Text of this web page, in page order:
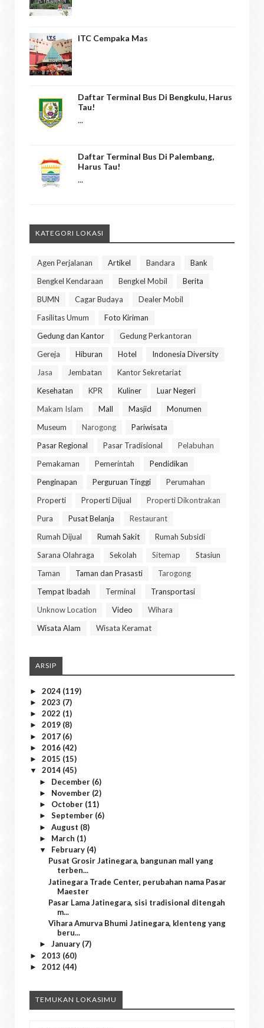
ITC Cempaka Mas
Daftar Terminal Bus Di Bengkulu, Harus
Tau!
...
Daftar Terminal Bus Di Palembang,
Harus Tau!
...
KATEGORI LOKASI
Agen Perjalanan Artikel Bandara
Bank
Bengkel Kendaraan
Bengkel Mobil
Berita
BUMN
Cagar Budaya
Dealer Mobil
Fasilitas Umum
Foto Kiriman
Gedung dan Kantor
Gedung Perkantoran
Gereja
Hiburan Hotel
Indonesia Diversity
Jasa
Jembatan
Kantor Sekretariat
Kesehatan
KPR Kuliner
Luar Negeri
Makam Islam
Mall Masjid
Monumen
Museum
Narogong
Pariwisata
Pasar Regional
Pasar Tradisional
Pelabuhan
Pemakaman
Pemerintah
Pendidikan
Penginapan
Perguruan Tinggi
Perumahan
Properti
Properti Dijual
Properti Dikontrakan
Pura
Pusat Belanja
Restaurant
Rumah Dijual
Rumah Sakit
Rumah Subsidi
Sarana Olahraga
Sekolah Sitemap
Stasiun
Taman
Taman dan Prasasti
Tarogong
Tempat Ibadah
Terminal
Transportasi
Unknow Location
Video
Wihara
Wisata Alam
Wisata Keramat
ARSIP
► 2024 (119)
► 2023 (7)
► 2022 (1)
► 2019 (8)
► 2017 (6)
► 2016 (42)
► 2015 (15)
▼ 2014 (45)
► December (6)
► November (2)
► October (11)
► September (6)
► August (8)
► March (1)
▼ February (4)
Pusat Grosir Jatinegara, bangunan mall yang
terben...
Jatinegara Trade Center, perubahan nama Pasar
Maester
Pasar Lama Jatinegara, sisi tradisional ditengah
m...
Vihara Amurva Bhumi Jatinegara, klenteng yang
beru...
► January (7)
► 2013 (60)
► 2012 (44)
TEMUKAN LOKASIMU